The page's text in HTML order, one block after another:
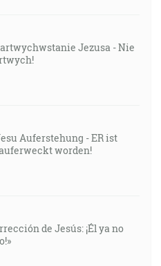
Jezusa - Nie
Auferstehung - ER ist
worden!
de Jesús: ¡Él ya no